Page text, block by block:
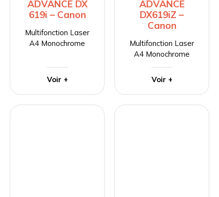
ADVANCE DX
619i – Canon
Multifonction Laser
A4 Monochrome
Voir +
ADVANCE
DX619iZ –
Canon
Multifonction Laser
A4 Monochrome
Voir +